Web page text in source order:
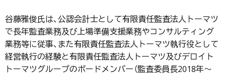
谷藤雅俊氏は、公認会計士として有限責任監査法人トーマツ
で長年監査業務及び上場準備支援業務やコンサルティング
業務等に従事、また有限責任監査法人トーマツ執行役として
経営執行の経験と有限責任監査法人トーマツ及びデロイト
トーマツグループのボードメンバー（監査委員長2018年～